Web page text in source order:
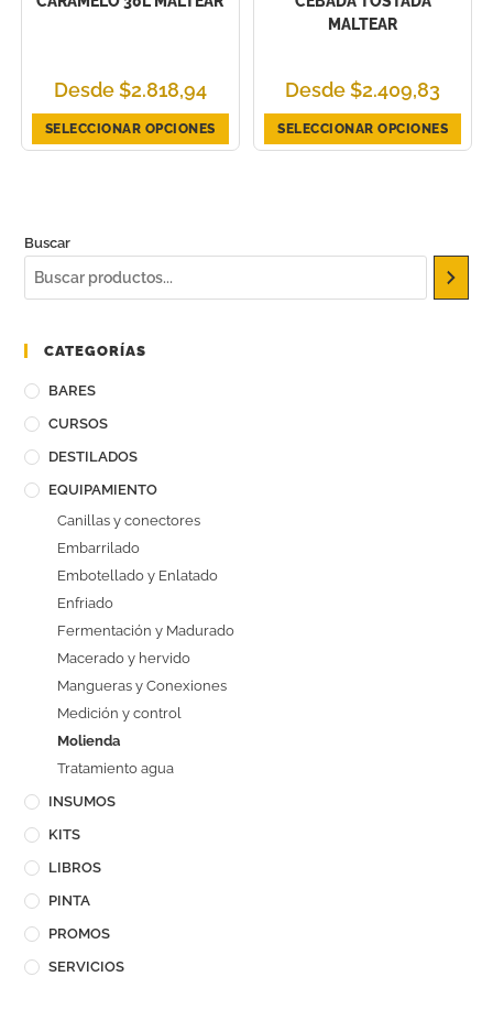
Desde $2.818,94
SELECCIONAR OPCIONES
MALTEAR
Desde $2.409,83
SELECCIONAR OPCIONES
Buscar
CATEGORÍAS
BARES
CURSOS
DESTILADOS
EQUIPAMIENTO
Canillas y conectores
Embarrilado
Embotellado y Enlatado
Enfriado
Fermentación y Madurado
Macerado y hervido
Mangueras y Conexiones
Medición y control
Molienda
Tratamiento agua
INSUMOS
KITS
LIBROS
PINTA
PROMOS
SERVICIOS